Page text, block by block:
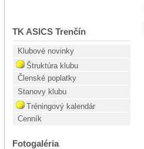
TK ASICS Trenčín
Klubové novinky
Štruktúra klubu
Členské poplatky
Stanovy klubu
Tréningový kalendár
Cenník
Fotogaléria